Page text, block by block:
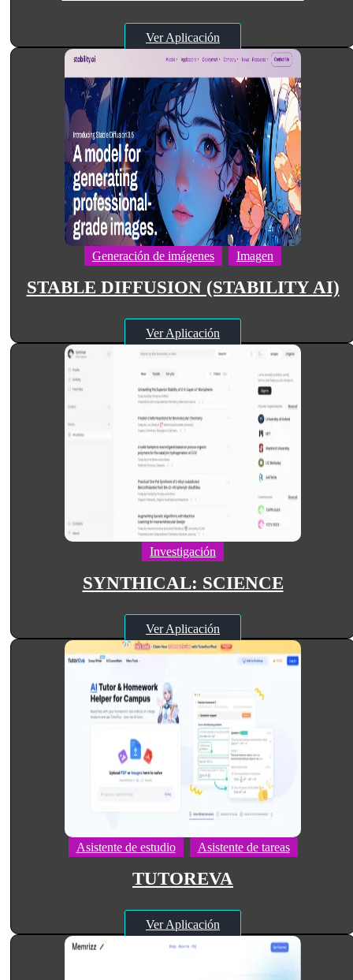
Ver Aplicación
Generación de imágenes Imagen
STABLE DIFFUSION (STABILITY AI)
Ver Aplicación
Investigación
SYNTHICAL: SCIENCE
Ver Aplicación
Asistente de estudio Asistente de tareas
TUTOREVA
Ver Aplicación